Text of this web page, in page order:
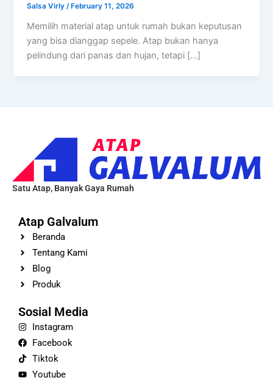
Salsa Virly/ February 11, 2026
Memilih material atap untuk rumah bukan keputusan
yang bisa dianggap sepele. Atap bukan hanya
pelindung dari panas dan hujan, tetapi […]
Satu Atap, Banyak Gaya Rumah
Atap Galvalum
Beranda
Tentang Kami
Blog
Produk
Sosial Media
Instagram
Facebook
Tiktok
Youtube